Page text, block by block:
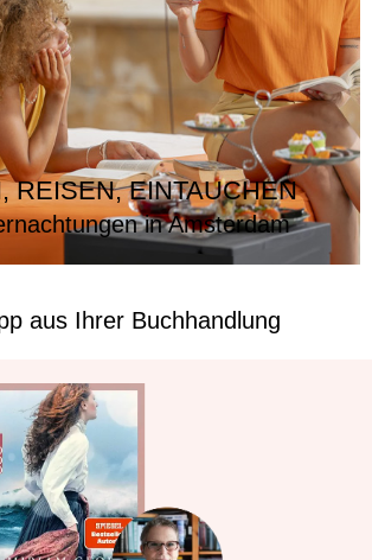
REISEN, EINTAUCHEN
in Amsterdam
aus Ihrer Buchhandlung